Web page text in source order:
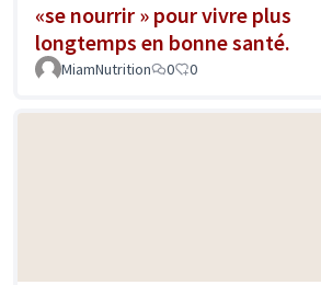
«se nourrir » pour vivre plus
longtemps en bonne santé.
MiamNutrition 0 0